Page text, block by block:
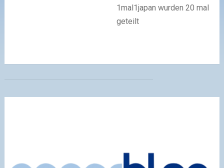
1mal1japan wurden 20 mal
geteilt